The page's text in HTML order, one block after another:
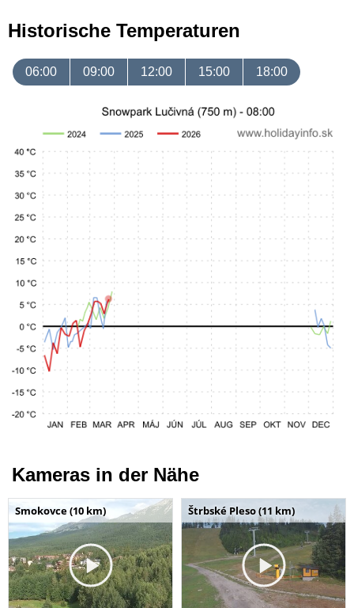
Historische Temperaturen
06:00 09:00 12:00 15:00 18:00
Kameras in der Nähe
Smokovce (10 km) Štrbské Pleso (11 km)